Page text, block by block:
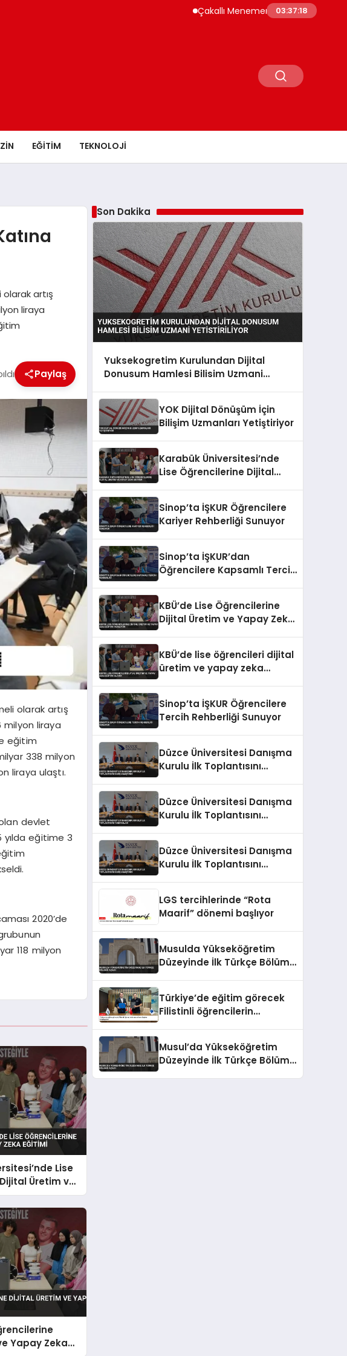
Çakallı Menemeni Rehberi: Nerede Yenir,
03:37:19
EĞITIM TEKNOLOJI
artış
liraya
Paylaş
olarak artış
milyon liraya
eğitim
338 milyon
liraya ulaştı.
devlet
yılda eğitime 3
2020’de
118 milyon
Lise
Üretim ve
Yapay Zeka
Son Dakika
Yuksekogretim Kurulundan Dijital
Donusum Hamlesi Bilisim Uzmani
YOK Dijital Dönüşüm İçin
Bilişim Uzmanları Yetiştiriyor
Karabük Üniversitesi’nde
Lise Öğrencilerine Dijital
Sinop’ta İŞKUR Öğrencilere
Kariyer Rehberliği Sunuyor
Sinop’ta İŞKUR’dan
Öğrencilere Kapsamlı Tercih
KBÜ’de Lise Öğrencilerine
Dijital Üretim ve Yapay Zeka
KBÜ’de lise öğrencileri dijital
üretim ve yapay zeka
Sinop’ta İŞKUR Öğrencilere
Tercih Rehberliği Sunuyor
Düzce Üniversitesi Danışma
Kurulu İlk Toplantısını
Düzce Üniversitesi Danışma
Kurulu İlk Toplantısını
Düzce Üniversitesi Danışma
Kurulu İlk Toplantısını
LGS tercihlerinde “Rota
Maarif” dönemi başlıyor
Musulda Yükseköğretim
Düzeyinde İlk Türkçe Bölümü
Türkiye’de eğitim görecek
Filistinli öğrencilerin
Musul’da Yükseköğretim
Düzeyinde İlk Türkçe Bölümü